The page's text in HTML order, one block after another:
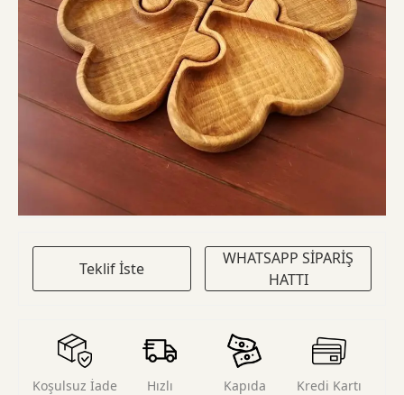
Teklif İste
WHATSAPP SİPARİŞ
HATTI
Koşulsuz İade
Hızlı
Kapıda
Kredi Kartı